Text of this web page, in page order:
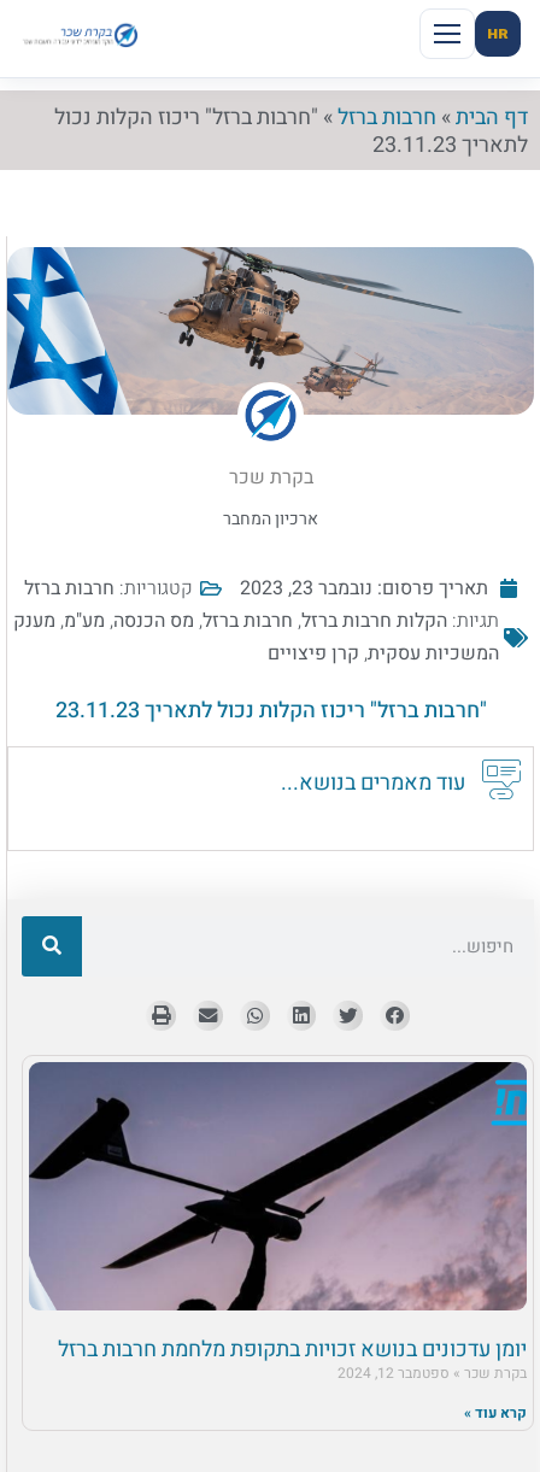
HR
דף הבית» חרבות ברזל» "חרבות ברזל" ריכוז הקלות נכול
לתאריך 23.11.23
יומן עדכונים בנושא זכויות בתקופת מלחמת חרבות ברזל
בקרת שכר
ספטמבר 12, 2024
קרא עוד »
בקרת שכר
ארכיון המחבר
תאריך פרסום: נובמבר 23, 2023 קטגוריות: חרבות ברזל
תגיות: הקלות חרבות ברזל, חרבות ברזל, מס הכנסה, מע"מ, מענק
המשכיות עסקית, קרן פיצויים
"חרבות ברזל" ריכוז הקלות נכול לתאריך 23.11.23
עוד מאמרים בנושא...